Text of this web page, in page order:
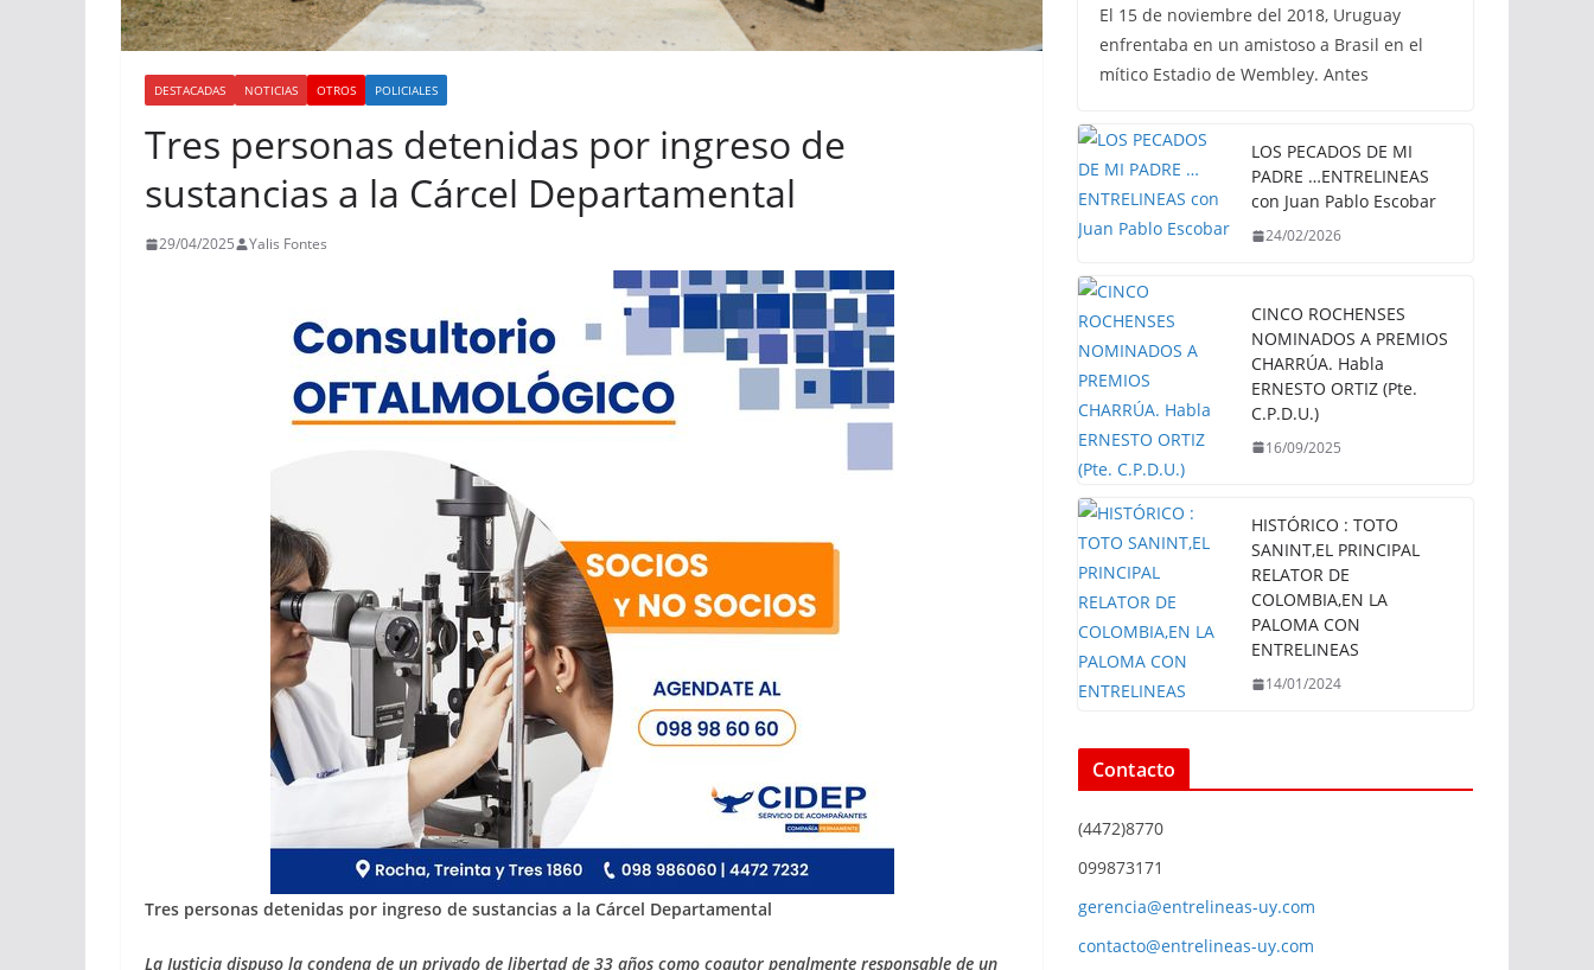
DESTACADAS NOTICIAS OTROS POLICIALES
Tres personas detenidas por ingreso de
sustancias a la Cárcel Departamental
29/04/2025 Yalis Fontes
Tres personas detenidas por ingreso de sustancias a la Cárcel Departamental
La Justicia dispuso la condena de un privado de libertad de 33 años como coautor penalmente responsable de un
El 15 de noviembre del 2018, Uruguay
enfrentaba en un amistoso a Brasil en el
mítico Estadio de Wembley. Antes
LOS PECADOS DE MI
PADRE …ENTRELINEAS
con Juan Pablo Escobar
24/02/2026
CINCO ROCHENSES
NOMINADOS A PREMIOS
CHARRÚA. Habla
ERNESTO ORTIZ (Pte.
C.P.D.U.)
16/09/2025
HISTÓRICO : TOTO
SANINT,EL PRINCIPAL
RELATOR DE
COLOMBIA,EN LA
PALOMA CON
ENTRELINEAS
14/01/2024
Contacto
(4472)8770
099873171
gerencia@entrelineas-uy.com
contacto@entrelineas-uy.com